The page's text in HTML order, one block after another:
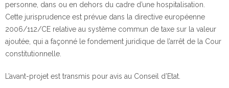
personne, dans ou en dehors du cadre d’une hospitalisation.
Cette jurisprudence est prévue dans la directive européenne
2006/112/CE relative au système commun de taxe sur la valeur
ajoutée, qui a façonné le fondement juridique de l’arrêt de la Cour
constitutionnelle.
L’avant-projet est transmis pour avis au Conseil d’Etat.